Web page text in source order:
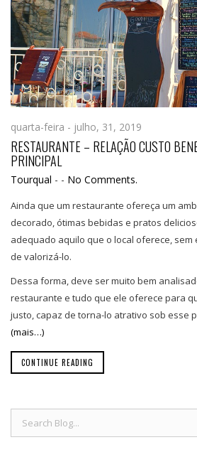
quarta-feira - julho, 31, 2019
RESTAURANTE – RELAÇÃO CUSTO
PRINCIPAL
Tourqual - - No Comments.
Ainda que um restaurante ofereça um
decorado, ótimas bebidas e pratos
adequado aquilo que o local oferece, sem
de valorizá-lo.
Dessa forma, deve ser muito bem
restaurante e tudo que ele oferece para
justo, capaz de torna-lo atrativo sob esse
(mais…)
CONTINUE READING